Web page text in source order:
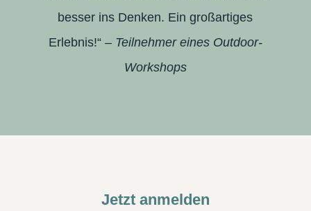
besser ins Denken. Ein großartiges
Erlebnis!“ – Teilnehmer eines Outdoor-
Workshops
Jetzt anmelden